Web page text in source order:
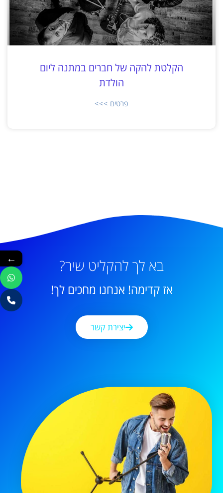
הקלטת להקה של חברים במתנה ליום
הולדת
פרטים >>>
בא לך להקליט שיר?
אז קדימה! אנחנו מחכים לך!
יצירת קשר
←